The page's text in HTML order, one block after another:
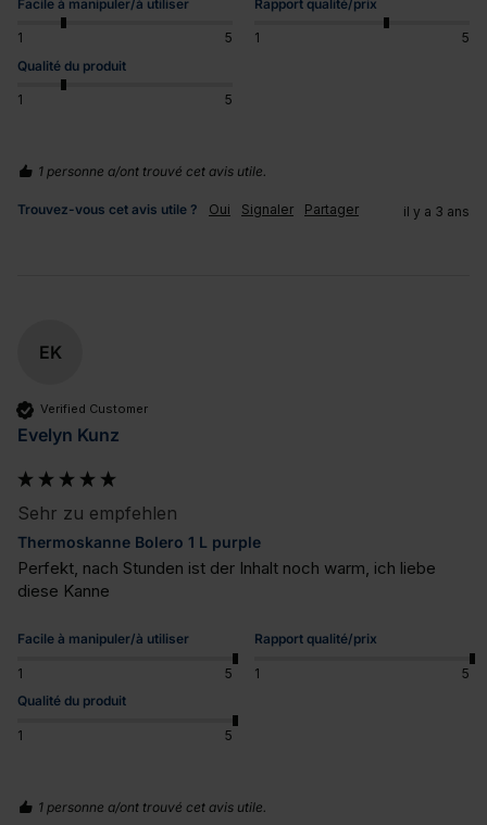
Facile à manipuler/à utiliser
1 5
Rapport qualité/prix
1
5
Qualité du produit
1 5
1 personne a/ont trouvé cet avis utile.
Trouvez-vous cet avis utile ? Oui Signaler Partager il y a 3 ans
EK
Verified Customer
Evelyn Kunz
Sehr zu empfehlen
Thermoskanne Bolero 1 L purple
Perfekt, nach Stunden ist der Inhalt noch warm, ich liebe
diese Kanne
Facile à manipuler/à utiliser
1 5
Rapport qualité/prix
1
5
Qualité du produit
1 5
1 personne a/ont trouvé cet avis utile.